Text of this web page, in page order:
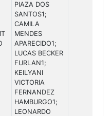
PIAZA DOS
SANTOS1;
CAMILA
MENDES
APARECIDO1;
LUCAS BECKER
FURLAN1;
KEILYANI
VICTORIA
FERNANDEZ
HAMBURGO1;
LEONARDO